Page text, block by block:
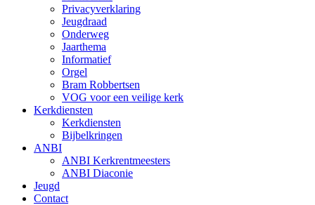
Privacyverklaring
Jeugdraad
Onderweg
Jaarthema
Informatief
Orgel
Bram Robbertsen
VOG voor een veilige kerk
Kerkdiensten
Kerkdiensten
Bijbelkringen
ANBI
ANBI Kerkrentmeesters
ANBI Diaconie
Jeugd
Contact